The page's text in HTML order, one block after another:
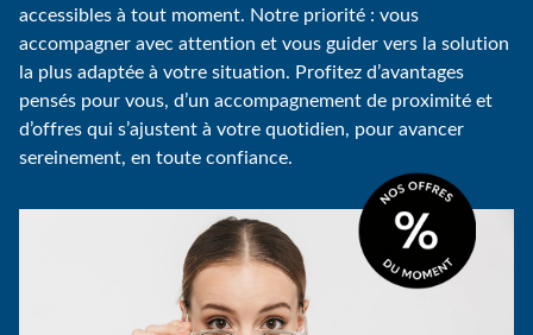
accessibles à tout moment. Notre priorité : vous
accompagner avec attention et vous guider vers la solution
la plus adaptée à votre situation. Profitez d’avantages
pensés pour vous, d’un accompagnement de proximité et
d’offres qui s’ajustent à votre quotidien, pour avancer
sereinement, en toute confiance.